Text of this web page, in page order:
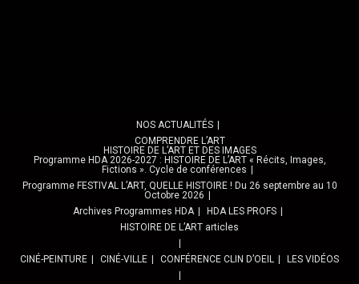
NOS ACTUALITÉS
COMPRENDRE L’ART
HISTOIRE DE L’ART ET DES IMAGES
Programme HDA 2026-2027 : HISTOIRE DE L’ART « Récits, Images,
Fictions ». Cycle de conférences
Programme FESTIVAL L’ART, QUELLE HISTOIRE ! Du 26 septembre au 10
Octobre 2026
Archives Programmes HDA
HDA LES PROFS
HISTOIRE DE L’ART articles
CINÉ-PEINTURE CINÉ-VILLE CONFÉRENCE CLIN D’OEIL LES VIDÉOS